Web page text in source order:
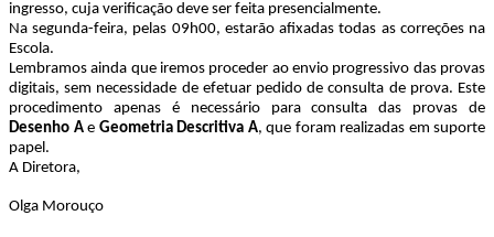
ingresso, cuja verificação deve ser feita presencialmente.
Na segunda-feira, pelas 09h00, estarão afixadas todas as correções na
Escola.
Lembramos ainda que iremos proceder ao envio progressivo das provas
digitais, sem necessidade de efetuar pedido de consulta de prova. Este
procedimento apenas é necessário para consulta das provas de
Desenho Ae Geometria Descritiva A, que foram realizadas em suporte
papel.
A Diretora,
Olga Morouço